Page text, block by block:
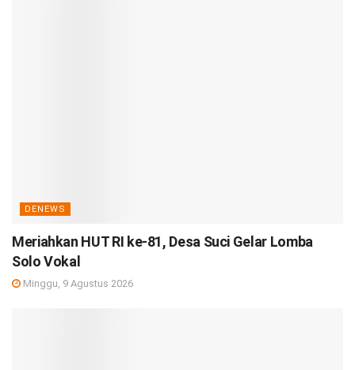
DENEWS
Meriahkan HUT RI ke-81, Desa Suci Gelar Lomba
Solo Vokal
Minggu, 9 Agustus 2026